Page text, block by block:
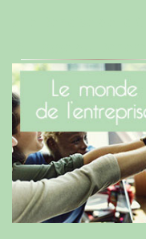
Le Benaise de